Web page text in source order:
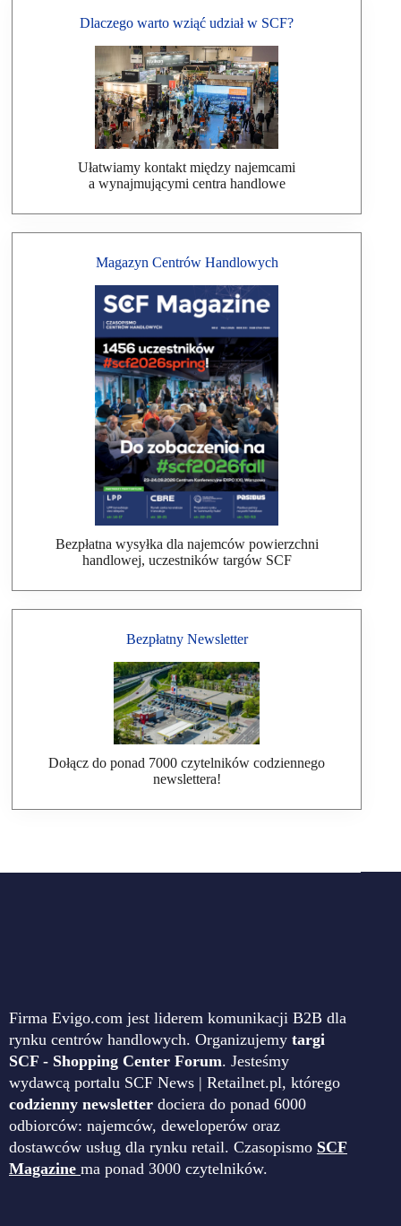
Dlaczego warto wziąć udział w SCF?
Ułatwiamy kontakt między najemcami
a wynajmującymi centra handlowe
Magazyn Centrów Handlowych
Bezpłatna wysyłka dla najemców powierzchni
handlowej, uczestników targów SCF
Bezpłatny Newsletter
Dołącz do ponad 7000 czytelników codziennego
newslettera!
Firma Evigo.com jest liderem komunikacji B2B dla
rynku centrów handlowych. Organizujemy targi
SCF - Shopping Center Forum. Jesteśmy
wydawcą portalu SCF News | Retailnet.pl, którego
codzienny newsletter dociera do ponad 6000
odbiorców: najemców, deweloperów oraz
dostawców usług dla rynku retail. Czasopismo SCF
Magazine ma ponad 3000 czytelników.